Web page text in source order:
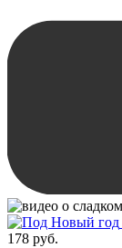
178 руб.